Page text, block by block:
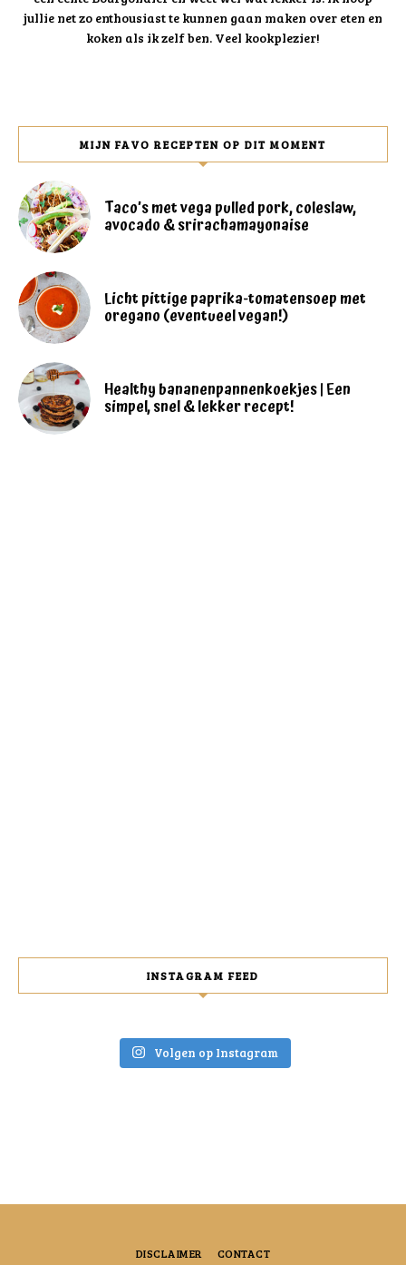
jullie net zo enthousiast te kunnen gaan maken over eten en
koken als ik zelf ben. Veel kookplezier!
MIJN FAVO RECEPTEN OP DIT MOMENT
Taco’s met vega pulled pork, coleslaw,
avocado & srirachamayonaise
Licht pittige paprika-tomatensoep met
oregano (eventueel vegan!)
Healthy bananenpannenkoekjes | Een
simpel, snel & lekker recept!
INSTAGRAM FEED
Volgen op Instagram
DISCLAIMER CONTACT